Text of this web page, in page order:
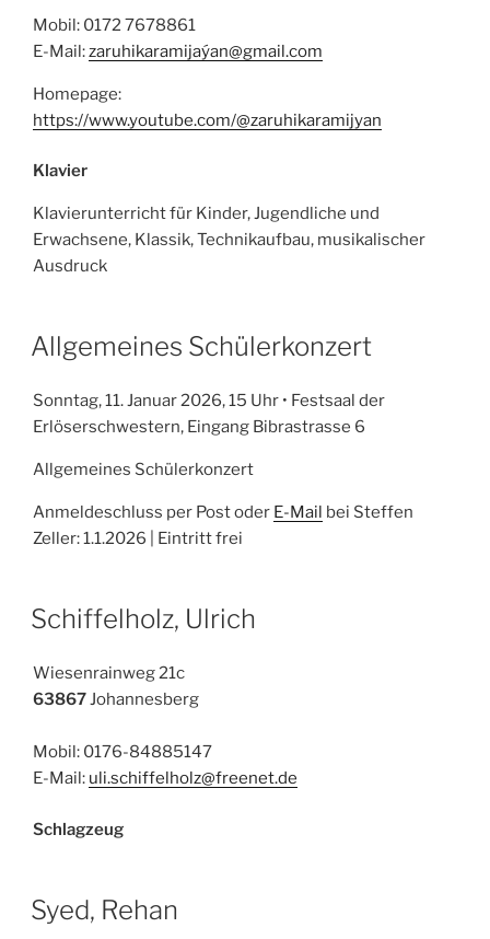
Mobil: 0172 7678861
E-Mail:zaruhikaramijaýan@gmail.com
Homepage:
https://www.youtube.com/@zaruhikaramijyan
Klavier
Klavierunterricht für Kinder, Jugendliche und
Erwachsene, Klassik, Technikaufbau, musikalischer
Ausdruck
Allgemeines Schülerkonzert
Sonntag, 11. Januar 2026, 15 Uhr • Festsaal der
Erlöserschwestern, Eingang Bibrastrasse 6
Allgemeines Schülerkonzert
Anmeldeschluss per Post oder E-Mail bei Steffen
Zeller: 1.1.2026 | Eintritt frei
Schiffelholz, Ulrich
Wiesenrainweg 21c
63867Johannesberg
Mobil: 0176-84885147
E-Mail: uli.schiffelholz@freenet.de
Schlagzeug
Syed, Rehan